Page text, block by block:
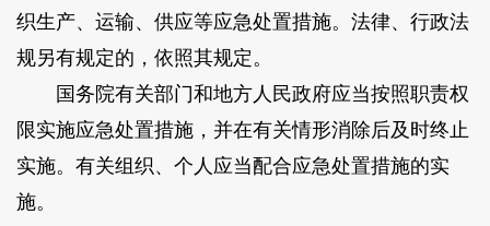
织生产、运输、供应等应急处置措施。法律、行政法
规另有规定的，依照其规定。
国务院有关部门和地方人民政府应当按照职责权
限实施应急处置措施，并在有关情形消除后及时终止
实施。有关组织、个人应当配合应急处置措施的实
施。